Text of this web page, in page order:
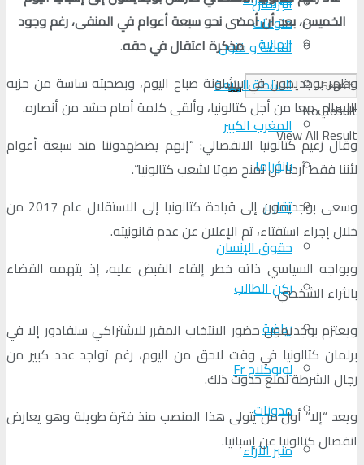
منوعات
ثقافة و فنون
No Result
View All Result
الجالية
السلطة الرابعة
المغرب الكبير
بانوراما
تقارير
حقوق الإنسان
ركن الطالب
رياضة
لوبوكلاج Fr
مدونات
منبر الآراء
الخميس، بعد أن أمضى نحو سبعة أعوام في المنفى، رغم وجود
مذكرة اعتقال في حقه.
وظهر بوجديمون في برشلونة صباح اليوم، وبصحبته ساسة من حزبه
الليبرالي معا من أجل كتالونيا، وألقى كلمة أمام حشد من أنصاره.
وقال زعيم كتالونيا الانفصالي: “إنهم يضطهدوننا منذ سبعة أعوام
لأننا فقط أردنا أن نمنح صوتا لشعب كتالونيا”.
وسعى بوجديمون إلى قيادة كتالونيا إلى الاستقلال عام 2017 من
خلال إجراء استفتاء، تم الإعلان عن عدم قانونيته.
ويواجه السياسي ذاته خطر إلقاء القبض عليه، إذ يتهمه القضاء
بالثراء الشخصي.
ويعتزم بوجديمون حضور الانتخاب المقرر للاشتراكي سلفادور إلا في
برلمان كتالونيا في وقت لاحق من اليوم، رغم تواجد عدد كبير من
رجال الشرطة لمنع حدوث ذلك.
ويعد “إلا” أول من يتولى هذا المنصب منذ فترة طويلة وهو يعارض
انفصال كتالونيا عن إسبانيا.